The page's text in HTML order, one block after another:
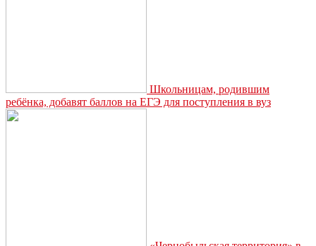
Школьницам, родившим
ребёнка, добавят баллов на ЕГЭ для поступления в вуз